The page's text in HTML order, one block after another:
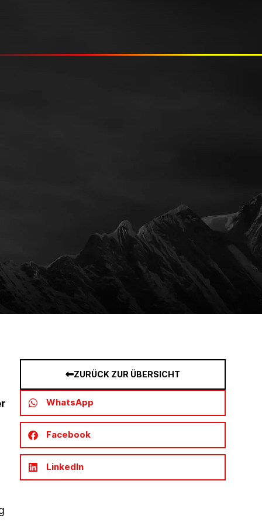
ZURÜCK ZUR ÜBERSICHT
WhatsApp
Facebook
LinkedIn